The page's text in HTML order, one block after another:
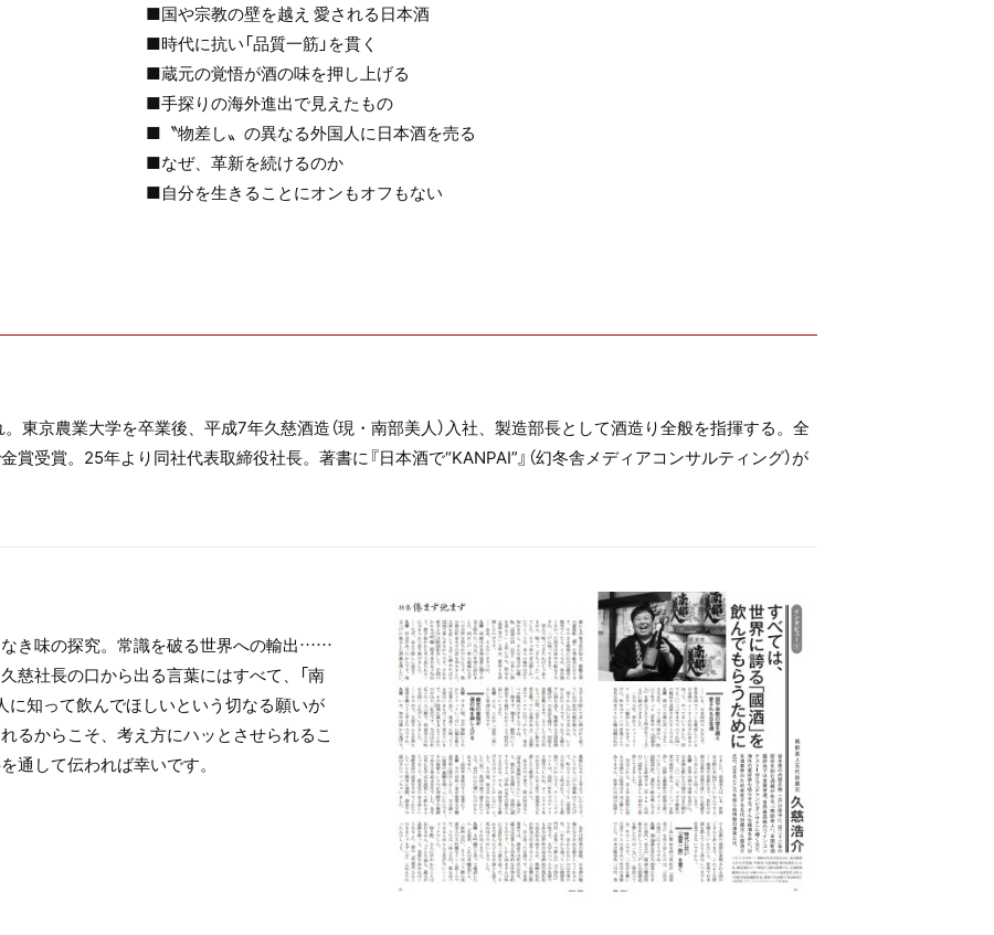
■国や宗教の壁を越え 愛される日本酒
■時代に抗い「品質一筋」を貫く
■蔵元の覚悟が酒の味を押し上げる
■手探りの海外進出で見えたもの
■〝物差し〟の異なる外国人に日本酒を売る
■なぜ、革新を続けるのか
■自分を生きることにオンもオフもない
京農業大学を卒業後、平成7年久慈酒造（現・南部美人）入社、製造部長として酒造り全般を指揮する。全
受賞。25年より同社代表取締役社長。著書に『日本酒で“KANPAI”』（幻冬舎メディアコンサルティング）が
き味の探究。常識を破る世界への輸出……
慈社長の口から出る言葉にはすべて、「南
に知って飲んでほしいという切なる願いが
るからこそ、考え方にハッとさせられるこ
通して伝われば幸いです。